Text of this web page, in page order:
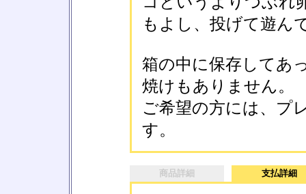
もよし、投げて遊ん
箱の中に保存してあ
焼けもありません。
ご希望の方には、プ
す。
商品詳細 支払詳細